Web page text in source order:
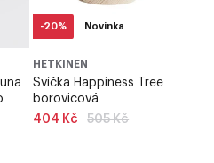
-20% Novinka
HETKINEN
Svíčka Happiness Tree
borovicová
404 Kč
Běžná
505 Kč